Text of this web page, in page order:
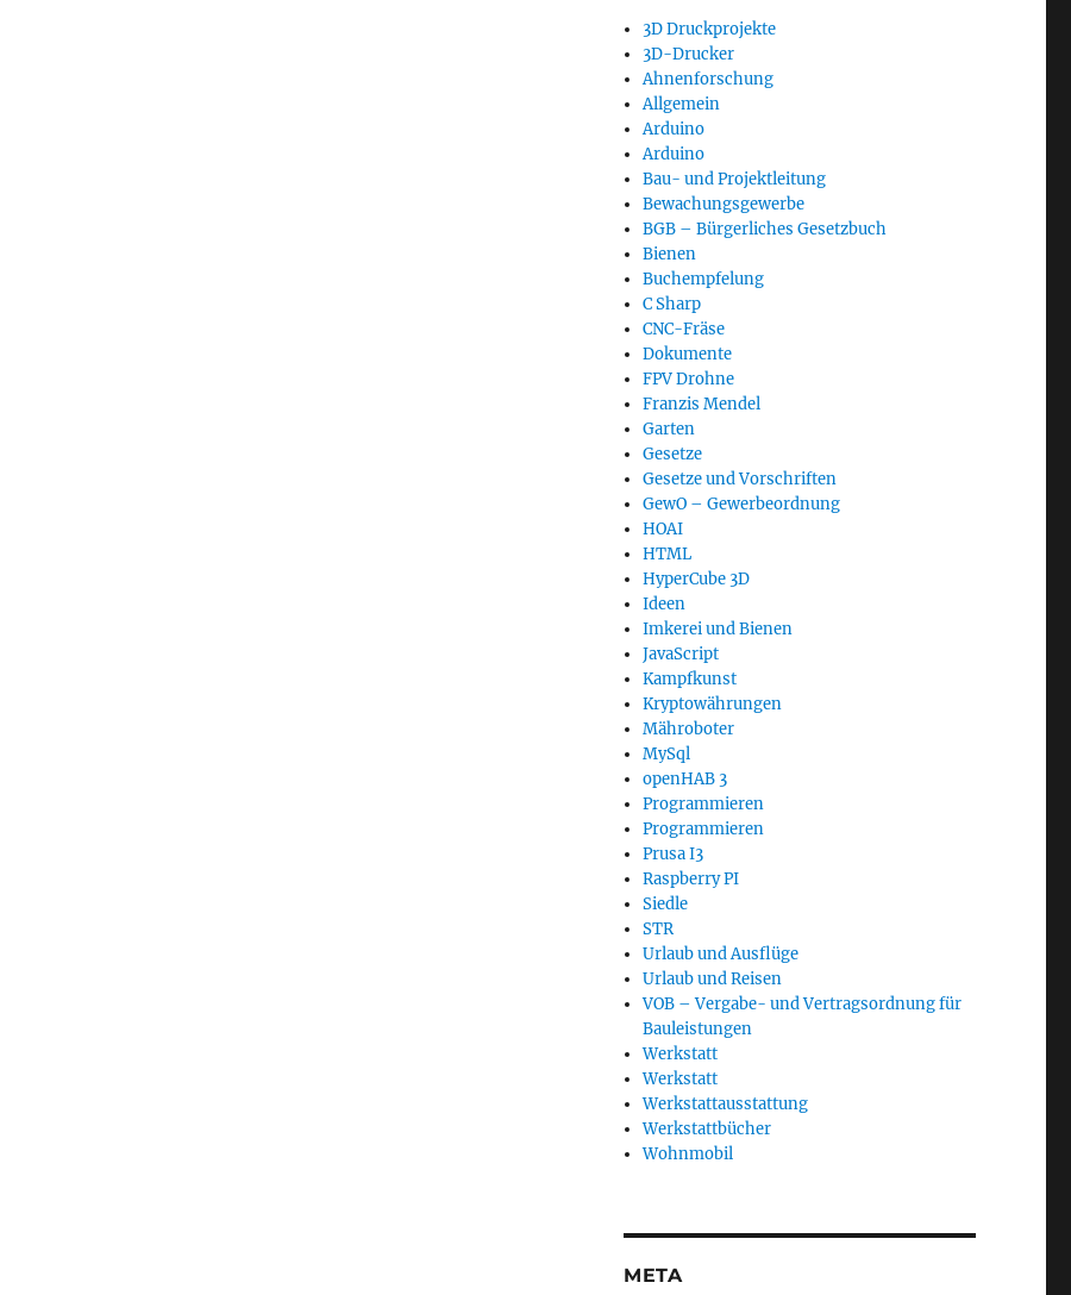
3D Druckprojekte
3D-Drucker
Ahnenforschung
Allgemein
Arduino
Arduino
Bau- und Projektleitung
Bewachungsgewerbe
BGB – Bürgerliches Gesetzbuch
Bienen
Buchempfelung
C Sharp
CNC-Fräse
Dokumente
FPV Drohne
Franzis Mendel
Garten
Gesetze
Gesetze und Vorschriften
GewO – Gewerbeordnung
HOAI
HTML
HyperCube 3D
Ideen
Imkerei und Bienen
JavaScript
Kampfkunst
Kryptowährungen
Mähroboter
MySql
openHAB 3
Programmieren
Programmieren
Prusa I3
Raspberry PI
Siedle
STR
Urlaub und Ausflüge
Urlaub und Reisen
VOB – Vergabe- und Vertragsordnung für
Bauleistungen
Werkstatt
Werkstatt
Werkstattausstattung
Werkstattbücher
Wohnmobil
META